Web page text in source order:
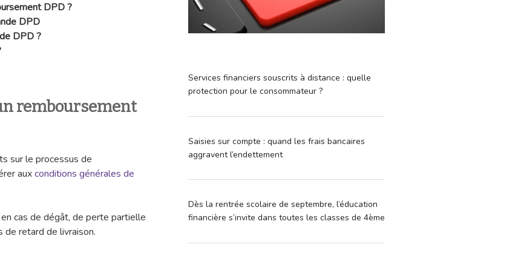
DPD ?
DPD
DPD ?
remboursement
sur le processus de
auxconditions générales de
cas de dégât, de perte partielle
de retard de livraison.
Services financiers souscrits à distance : quelle
protection pour le consommateur ?
Saisies sur compte : quand les frais bancaires
aggravent l’endettement
Dès la rentrée scolaire de septembre, l’éducation
financière s’invite dans toutes les classes de 4ème